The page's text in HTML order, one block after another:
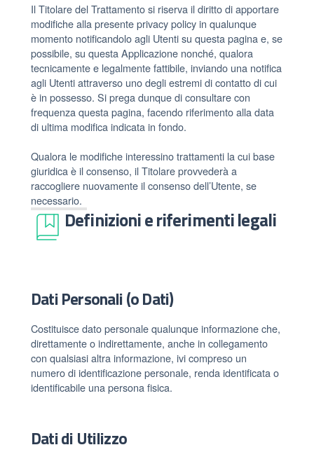
Il Titolare del Trattamento si riserva il diritto di apportare
modifiche alla presente privacy policy in qualunque
momento notificandolo agli Utenti su questa pagina e, se
possibile, su questa Applicazione nonché, qualora
tecnicamente e legalmente fattibile, inviando una notifica
agli Utenti attraverso uno degli estremi di contatto di cui
è in possesso. Si prega dunque di consultare con
frequenza questa pagina, facendo riferimento alla data
di ultima modifica indicata in fondo.
Qualora le modifiche interessino trattamenti la cui base
giuridica è il consenso, il Titolare provvederà a
raccogliere nuovamente il consenso dell’Utente, se
necessario.
Definizioni e riferimenti legali
Dati Personali (o Dati)
Costituisce dato personale qualunque informazione che,
direttamente o indirettamente, anche in collegamento
con qualsiasi altra informazione, ivi compreso un
numero di identificazione personale, renda identificata o
identificabile una persona fisica.
Dati di Utilizzo